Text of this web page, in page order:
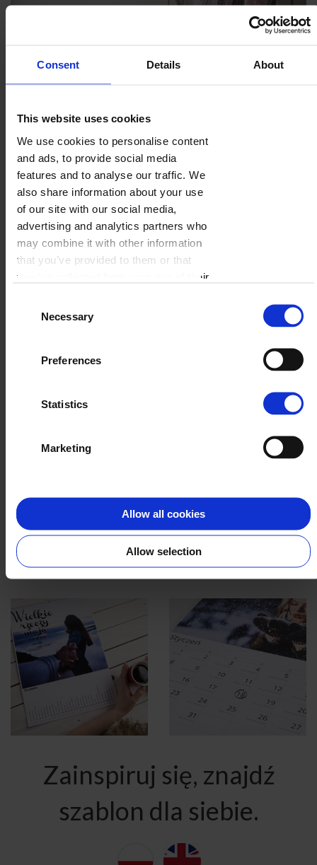
Consent Details About
This website uses cookies
We use cookies to personalise content
and ads, to provide social media
features and to analyse our traffic. We
also share information about your use
of our site with our social media,
advertising and analytics partners who
may combine it with other information
that you’ve provided to them or that
they’ve collected from your use of their
SelectionNecessary
Preferences
Statistics
Marketing
Allow all cookies
Allow selection
Zainspiruj się, znajdź
szablon dla siebie.